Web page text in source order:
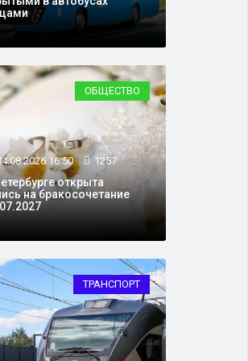
ОБЩЕСТВО
16:50 1257
открыта
на бракосочетание
ТРАНСПОРТ